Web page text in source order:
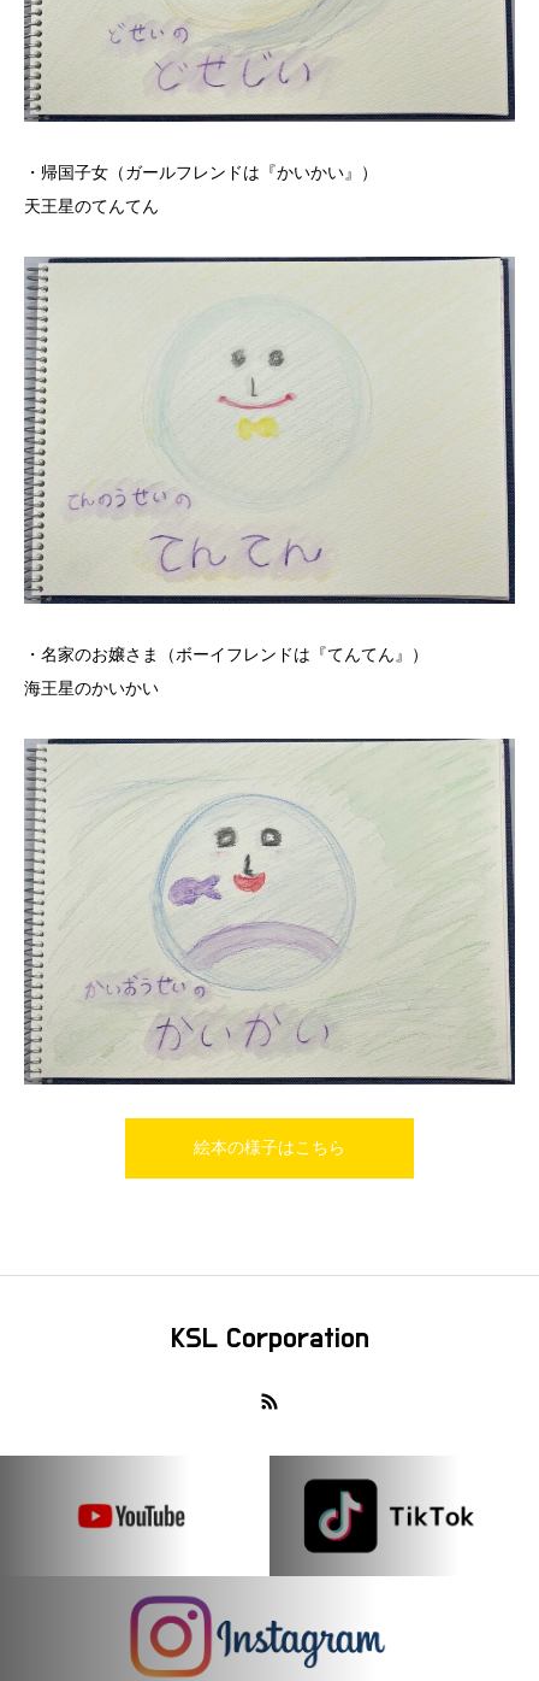
・帰国子女（ガールフレンドは『かいかい』）
天王星のてんてん
・名家のお嬢さま（ボーイフレンドは『てんてん』）
海王星のかいかい
絵本の様子はこちら
KSL Corporation